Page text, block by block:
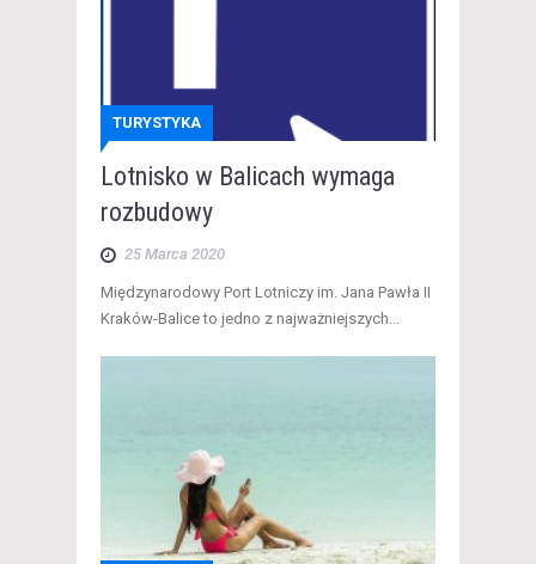
TURYSTYKA
Lotnisko w Balicach wymaga
rozbudowy
25 Marca 2020
​ Międzynarodowy Port Lotniczy im. Jana Pawła II
Kraków-Balice to jedno z najważniejszych...